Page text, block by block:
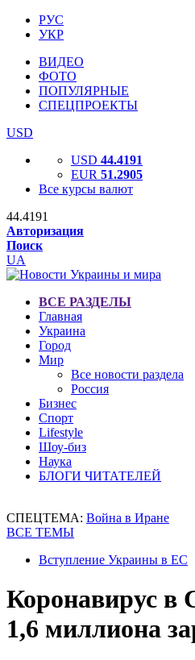
РУС
УКР
ВИДЕО
ФОТО
ПОПУЛЯРНЫЕ
СПЕЦПРОЕКТЫ
USD
USD 44.4191
EUR 51.2905
Все курсы валют
44.4191
Авторизация
Поиск
UA
ВСЕ РАЗДЕЛЫ
Главная
Украина
Город
Мир
Все новости раздела
Россия
Бизнес
Спорт
Lifestyle
Шоу-биз
Наука
БЛОГИ ЧИТАТЕЛЕЙ
СПЕЦТЕМА: Война в Иране
ВСЕ ТЕМЫ
Вступление Украины в ЕС
Коронавирус
1,6 миллиона